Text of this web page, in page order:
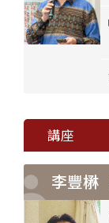
講座
李豐楙